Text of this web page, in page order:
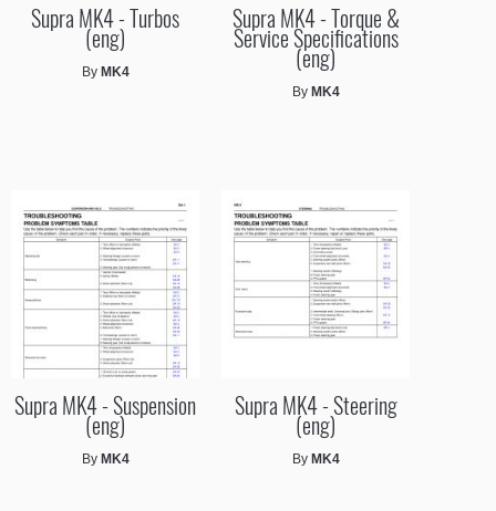
Supra MK4 - Turbos
(eng)
By MK4
Supra MK4 - Torque &
Service Specifications
(eng)
By MK4
Supra MK4 - Suspension
(eng)
By MK4
Supra MK4 - Steering
(eng)
By MK4